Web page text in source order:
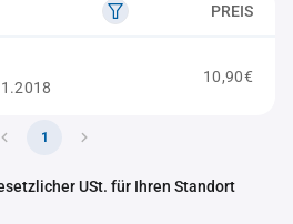
PREIS
10,90€
1
USt. für Ihren Standort